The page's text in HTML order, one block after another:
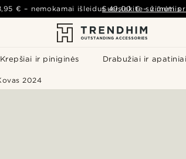
Krepšiai ir piniginės Drabužiai ir apatiniai
€ – nemokamai išleidus49,00 € – žiūrėti
Susisiekite su mumis
2024